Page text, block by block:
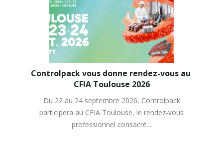
Controlpack vous donne rendez-vous au
CFIA Toulouse 2026
Du 22 au 24 septembre 2026, Controlpack
participera au CFIA Toulouse, le rendez-vous
professionnel consacré...